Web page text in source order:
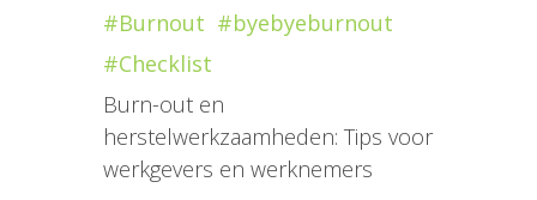
#Burnout #byebyeburnout
#Checklist
Burn-out en
herstelwerkzaamheden: Tips voor
werkgevers en werknemers